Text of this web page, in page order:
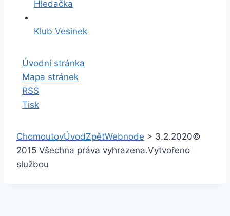
Hledačka
Klub Vesinek
Úvodní stránka
Mapa stránek
RSS
Tisk
ChomoutovÚvodZpětWebnode > 3.2.2020©
2015 Všechna práva vyhrazena.Vytvořeno
službou